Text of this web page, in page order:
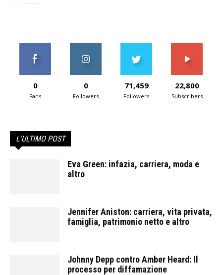
0
Fans
0
Followers
71,459
Followers
22,800
Subscribers
L'ULTIMO POST
Eva Green: infazia, carriera, moda e
altro
Jennifer Aniston: carriera, vita privata,
famiglia, patrimonio netto e altro
Johnny Depp contro Amber Heard: Il
processo per diffamazione